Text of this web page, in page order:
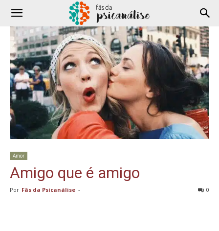
Amor
Amigo que é amigo
Por Fãs da Psicanálise - 0